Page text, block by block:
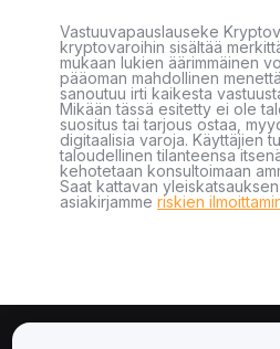
Vastuuvapauslauseke
kryptovaroihin sisältää
mukaan lukien äärimmäinen
pääoman mahdollinen
sanoutuu irti kaikesta
Mikään tässä esitetty ei ole
suositus tai tarjous ostaa,
digitaalisia varoja. Käyttäjien
taloudellinen tilanteensa
kehotetaan konsultoimaan
Saat kattavan
asiakirjamme riskien